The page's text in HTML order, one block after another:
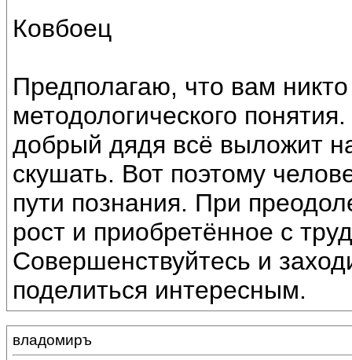
Ковбоец
Предполагаю, что вам
методологического
добрый дядя всё выложит
скушать. Вот поэтому
пути познания. При
рост и приобретённое с
Совершенствуйтесь и
поделиться интересным.
владомиръ